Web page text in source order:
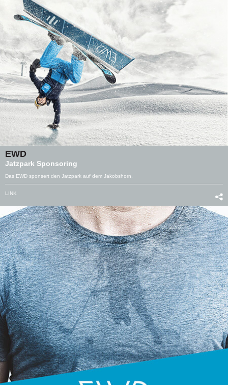
EWD
Jatzpark Sponsoring
Das EWD sponsert den Jatzpark auf dem Jakobshorn.
LINK